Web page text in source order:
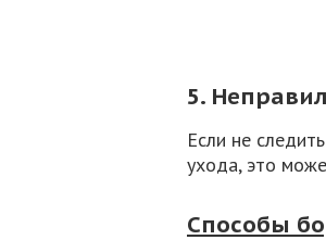
5.
Если не
ухода, это
Способы